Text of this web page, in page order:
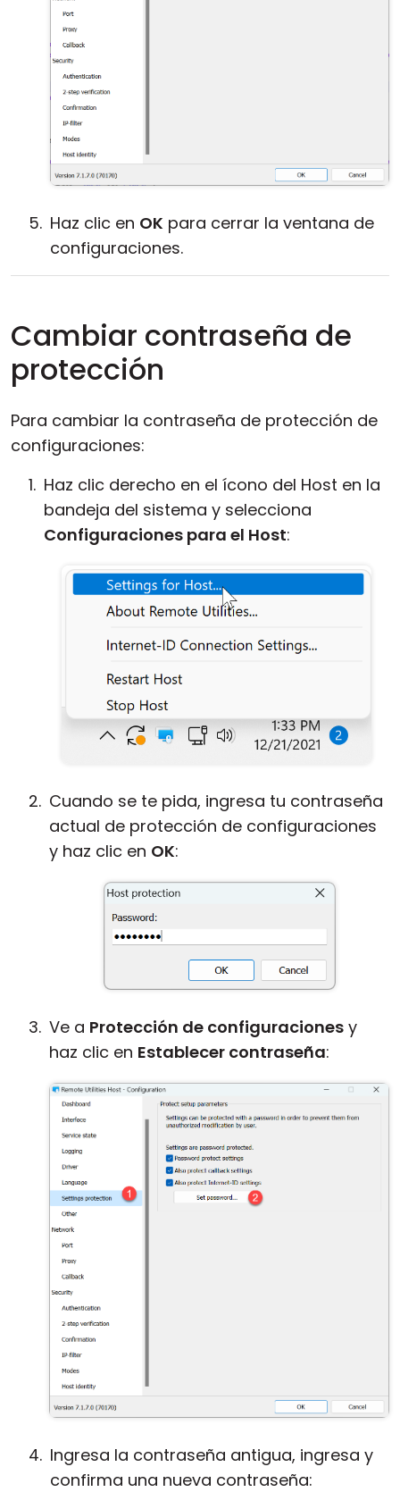
Haz clic en OK para cerrar la ventana de
configuraciones.
Cambiar contraseña de
protección
Para cambiar la contraseña de protección de
configuraciones:
Haz clic derecho en el ícono del Host en la
bandeja del sistema y selecciona
Configuraciones para el Host:
Cuando se te pida, ingresa tu contraseña
actual de protección de configuraciones
y haz clic en OK:
Ve a Protección de configuraciones y
haz clic en Establecer contraseña:
Ingresa la contraseña antigua, ingresa y
confirma una nueva contraseña: